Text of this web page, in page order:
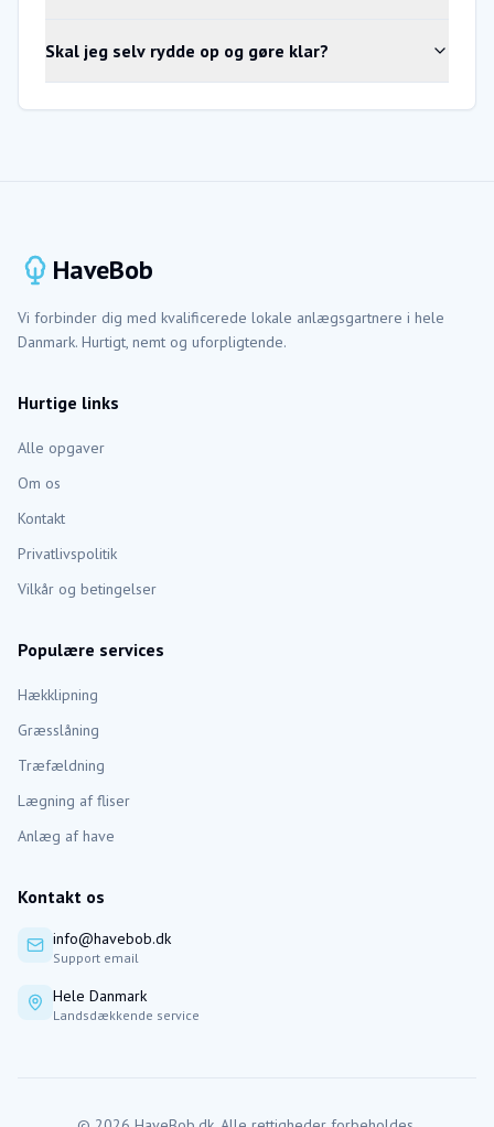
Skal jeg selv rydde op og gøre klar?
HaveBob
Vi forbinder dig med kvalificerede lokale anlægsgartnere i hele
Danmark. Hurtigt, nemt og uforpligtende.
Hurtige links
Alle opgaver
Om os
Kontakt
Privatlivspolitik
Vilkår og betingelser
Populære services
Hækklipning
Græsslåning
Træfældning
Lægning af fliser
Anlæg af have
Kontakt os
info@havebob.dk
Support email
Hele Danmark
Landsdækkende service